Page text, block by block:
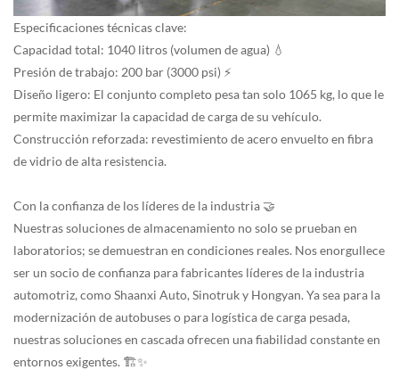
Especificaciones técnicas clave:
Capacidad total: 1040 litros (volumen de agua) 💧
Presión de trabajo: 200 bar (3000 psi) ⚡
Diseño ligero: El conjunto completo pesa tan solo 1065 kg, lo que le
permite maximizar la capacidad de carga de su vehículo.
Construcción reforzada: revestimiento de acero envuelto en fibra
de vidrio de alta resistencia.
Con la confianza de los líderes de la industria 🤝
Nuestras soluciones de almacenamiento no solo se prueban en
laboratorios; se demuestran en condiciones reales. Nos enorgullece
ser un socio de confianza para fabricantes líderes de la industria
automotriz, como Shaanxi Auto, Sinotruk y Hongyan. Ya sea para la
modernización de autobuses o para logística de carga pesada,
nuestras soluciones en cascada ofrecen una fiabilidad constante en
entornos exigentes. 🏗️✨